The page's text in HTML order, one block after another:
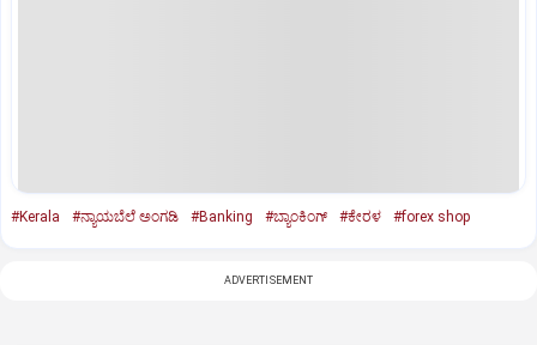
#Kerala #ನ್ಯಾಯಬೆಲೆ ಅಂಗಡಿ #Banking #ಬ್ಯಾಂಕಿಂಗ್‌ #ಕೇರಳ #forex shop
ADVERTISEMENT